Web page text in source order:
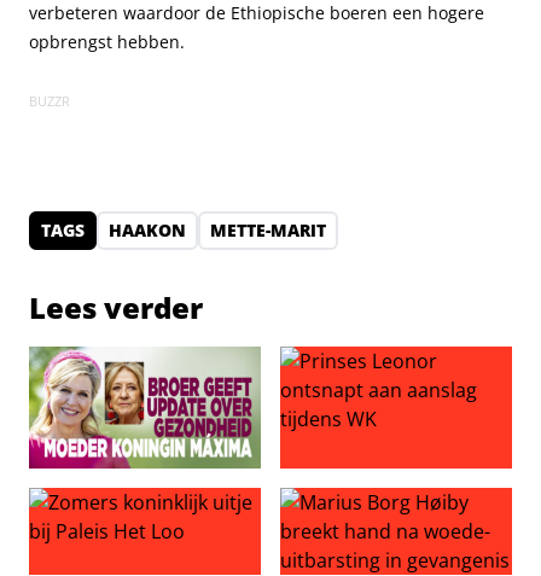
verbeteren waardoor de Ethiopische boeren een hogere
opbrengst hebben.
BUZZR
TAGS HAAKON METTE-MARIT
Lees verder
Broer geeft update over gezondheid moeder koningin
Prinses Leonor ontsnapt